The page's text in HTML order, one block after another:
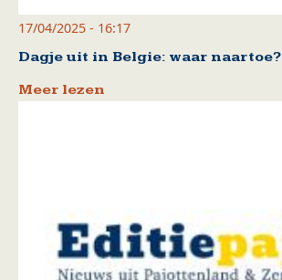
17/04/2025 - 16:17
Dagje uit in Belgie: waar naartoe?
Meer lezen